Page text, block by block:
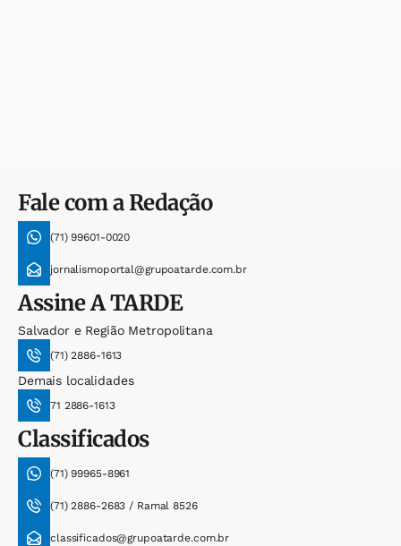
Fale com a Redação
(71) 99601-0020
jornalismoportal@grupoatarde.com.br
AssineA TARDE
Salvador e Região Metropolitana
(71) 2886-1613
Demais localidades
71 2886-1613
Classificados
(71) 99965-8961
(71) 2886-2683 / Ramal 8526
classificados@grupoatarde.com.br